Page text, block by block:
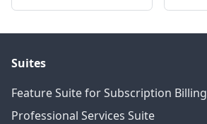
Suites
Feature Suite for Subscription Billing
Professional Services Suite